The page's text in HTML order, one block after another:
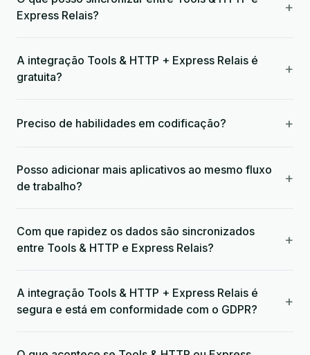
Express Relais?
+
A integração Tools & HTTP + Express Relais é
gratuita?
+
Preciso de habilidades em codificação? +
Posso adicionar mais aplicativos ao mesmo fluxo
de trabalho?
+
Com que rapidez os dados são sincronizados
entre Tools & HTTP e Express Relais?
+
A integração Tools & HTTP + Express Relais é
segura e está em conformidade com o GDPR?
+